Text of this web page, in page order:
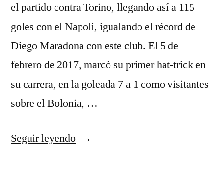
el partido contra Torino, llegando así a 115
goles con el Napoli, igualando el récord de
Diego Maradona con este club. El 5 de
febrero de 2017, marcò su primer hat-trick en
su carrera, en la goleada 7 a 1 como visitantes
sobre el Bolonia, …
Seguir leyendo«jersey